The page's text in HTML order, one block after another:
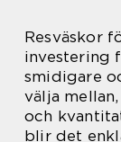
Resväskor
investering
smidigare
välja
och
blir det